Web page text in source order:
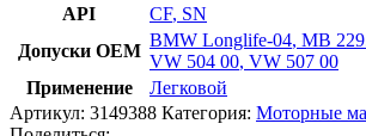
API
CF, SN
Допуски OEM
BMW Longlife-04, MB
VW 504 00, VW 507 00
Применение
Легковой
Артикул: 3149388 Категория: Моторные